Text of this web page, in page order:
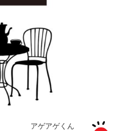
アゲアゲくん